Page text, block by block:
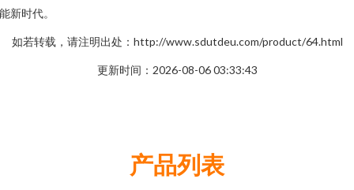
新时代。
如若转载，请注明出处：http://www.sdutdeu.com/product/64.html
更新时间：2026-08-06 03:33:43
产品列表